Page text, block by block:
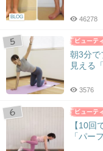
BLOG 46278
朝3分で
見える
3576
【10回
「パー